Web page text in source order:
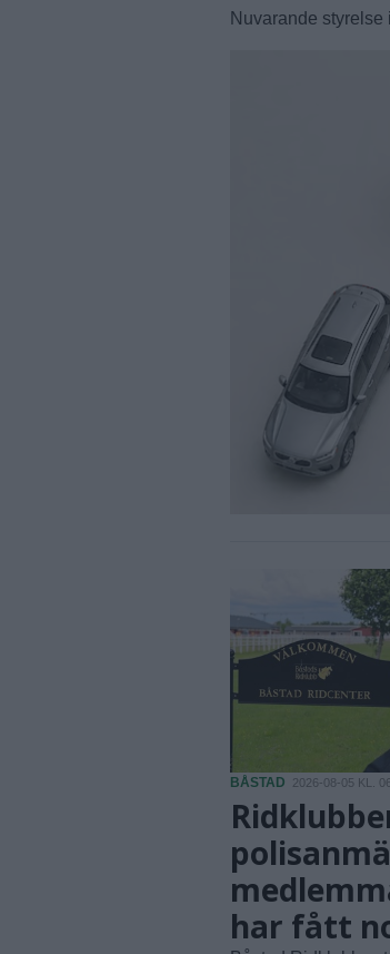
Nuvarande
BÅSTAD 2026-08-05 KL.
har fått